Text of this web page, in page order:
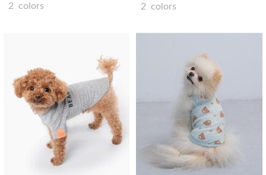
2 colors 2 colors